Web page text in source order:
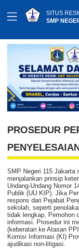
SITUS
SMP
PROSEDUR
SMP Negeri 115 Jakarta
menjalankan prinsip
Undang-Undang Nomor
Publik (UU KIP). Jika
respons dari Pejabat
sekolah, seperti
tidak lengkap, Pemohon
informasi. Prosedur ini
(keberatan ke Atasan
Komisi Informasi (KI)
ajudikasi non-litigasi.